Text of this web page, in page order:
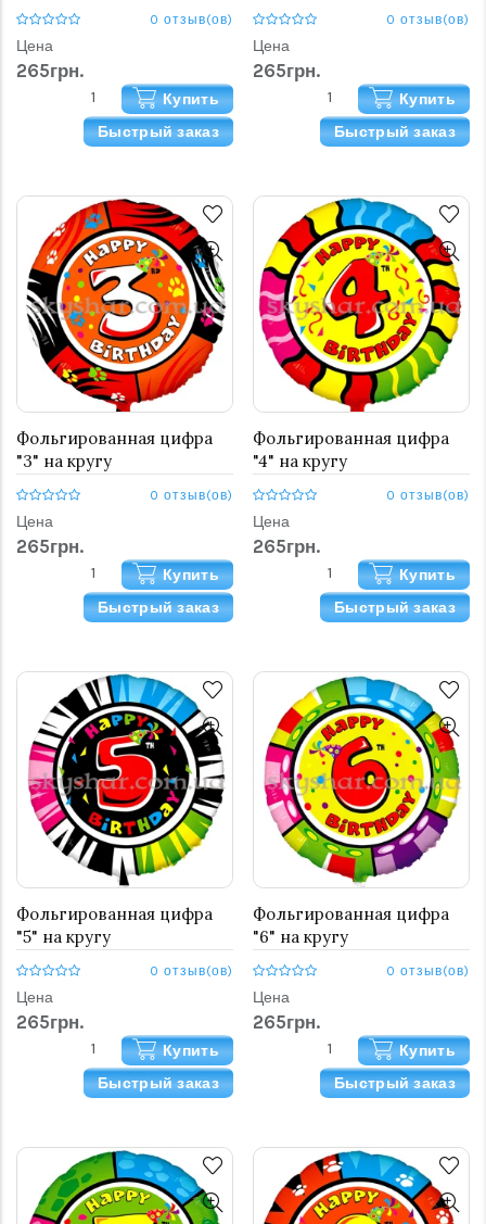
0 отзыв(ов)
Цена
265грн.
Купить
Быстрый заказ
0 отзыв(ов)
Цена
265грн.
Купить
Быстрый заказ
Фольгированная цифра
"3" на кругу
0 отзыв(ов)
Цена
265грн.
Купить
Быстрый заказ
Фольгированная цифра
"4" на кругу
0 отзыв(ов)
Цена
265грн.
Купить
Быстрый заказ
Фольгированная цифра
"5" на кругу
0 отзыв(ов)
Цена
265грн.
Купить
Быстрый заказ
Фольгированная цифра
"6" на кругу
0 отзыв(ов)
Цена
265грн.
Купить
Быстрый заказ